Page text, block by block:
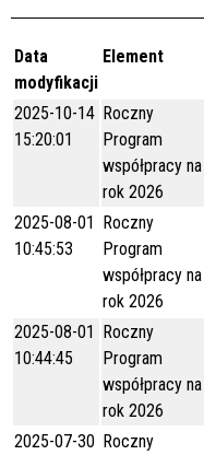
Data
modyfikacji
Element
2025-10-14
15:20:01
Roczny
Program
współpracy na
rok 2026
2025-08-01
10:45:53
Roczny
Program
współpracy na
rok 2026
2025-08-01
10:44:45
Roczny
Program
współpracy na
rok 2026
2025-07-30 Roczny